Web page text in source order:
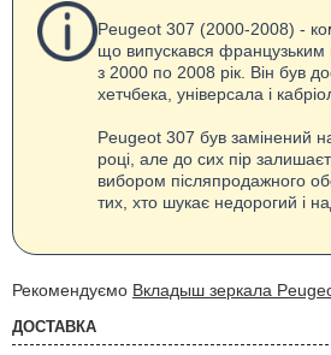
Peugeot 307 (2000-2008) -
що випускався
з 2000 по 2008 рік. Він був
хетчбека, універсала і
Peugeot 307 був замінений
році, але до сих пір
вибором післяпродажного
тих, хто шукає недорогий і
Рекомендуємо Вкладыш зеркала
ДОСТАВКА